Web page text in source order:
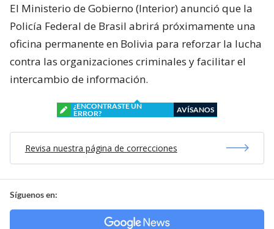
El Ministerio de Gobierno (Interior) anunció que la
Policía Federal de Brasil abrirá próximamente una
oficina permanente en Bolivia para reforzar la lucha
contra las organizaciones criminales y facilitar el
intercambio de información.
¿ENCONTRASTE UN
ERROR?
AVÍSANOS
Revisa nuestra página de correcciones
Síguenos en: